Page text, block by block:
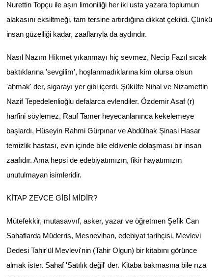
Nurettin Topçu ile aşırı limoniliği her iki usta yazara toplumun
alakasını eksiltmeği, tam tersine artırdığına dikkat çekildi. Çünkü
insan güzelliği kadar, zaaflarıyla da aydındır.
Nasıl Nazım Hikmet yıkanmayı hiç sevmez, Necip Fazıl sıcak
baktıklarına 'sevgilim', hoşlanmadıklarına kim olursa olsun
'ahmak' der, sigarayı yer gibi içerdi. Şüküfe Nihal ve Nizamettin
Nazif Tepedelenlioğlu defalarca evlendiler. Özdemir Asaf (r)
harfini söylemez, Rauf Tamer heyecanlanınca kekelemeye
başlardı, Hüseyin Rahmi Gürpınar ve Abdülhak Şinasi Hasar
temizlik hastası, evin içinde bile eldivenle dolaşması bir insan
zaafıdır. Ama hepsi de edebiyatımızın, fikir hayatımızın
unutulmayan isimleridir.
KİTAP ZEVCE GİBİ MİDİR?
Mütefekkir, mutasavvıf, asker, yazar ve öğretmen Şefik Can
Sahaflarda Müderris, Mesnevihan, edebiyat tarihçisi, Mevlevi
Dedesi Tahir'ül Mevlevi'nin (Tahir Olgun) bir kitabını görünce
almak ister. Sahaf 'Satılık değil' der. Kitaba bakmasına bile rıza